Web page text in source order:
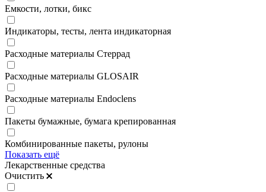
Емкости, лотки, бикс
Индикаторы, тесты, лента индикаторная
Расходные материалы Стеррад
Расходные материалы GLOSAIR
Расходные материалы Endoclens
Пакеты бумажные, бумага крепированная
Комбинированные пакеты, рулоны
Показать ещё
Лекарственные средства
Очистить